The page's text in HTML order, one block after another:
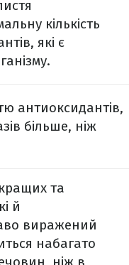
кількість
які є
антиоксидантів,
більше, ніж
та
й
виражений
набагато
ніж в